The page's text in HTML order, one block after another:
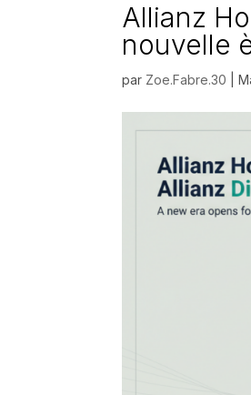
Allianz
nouvelle
par Zoe.Fabre.30 |